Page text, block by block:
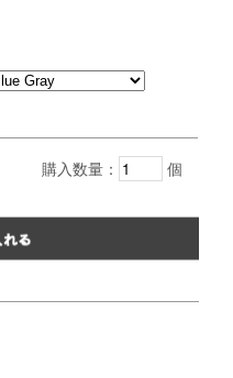
購入数量： 個